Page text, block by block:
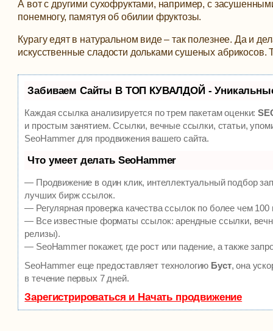
А вот с другими сухофруктами, например, с
понемногу, памятуя об обилии фруктозы.
Курагу едят в натуральном виде – так полезнее. Да и
искусственные сладости дольками сушеных абрикосов.
Забиваем Сайты В ТОП КУВАЛДОЙ -
Каждая ссылка анализируется по трем пакетам оценки:
и простым занятием. Ссылки, вечные ссылки, статьи,
SeoHammer для продвижения вашего сайта.
Что умеет делать SeoHammer
— Продвижение в один клик, интеллектуальный подбор
лучших бирж ссылок.
— Регулярная проверка качества ссылок по более чем
— Все известные форматы ссылок: арендные ссылки,
релизы).
— SeoHammer покажет, где рост или падение, а также
SeoHammer еще предоставляет технологию Буст, она
в течение первых 7 дней.
Зарегистрироваться и Начать продвижение